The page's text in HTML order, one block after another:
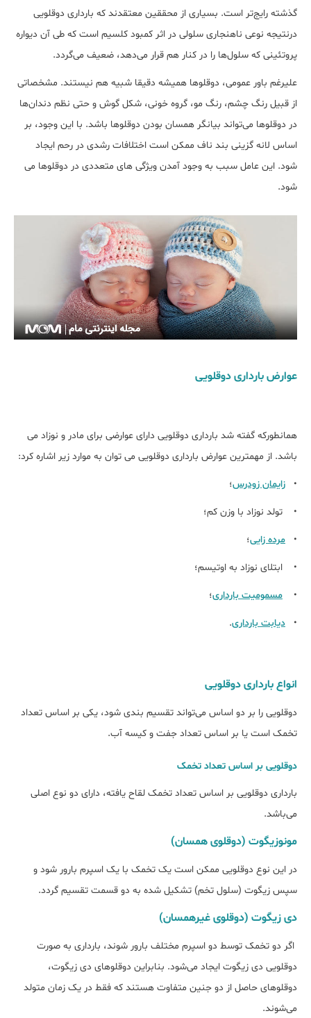
گذشته رایج‌تر است. بسیاری از محققین معتقدند که بارداری دوقلویی
درنتیجه نوعی ناهنجاری سلولی در اثر کمبود کلسیم است که طی آن دیواره
پروتئینی که سلول‌ها را در کنار هم قرار می‌دهد، ضعیف می‌گردد.
علیرغم باور عمومی، دوقلوها همیشه دقیقا شبیه هم نیستند. مشخصاتی
از قبیل رنگ چشم، رنگ مو، گروه خونی، شکل گوش و حتی نظم دندان‌ها
در دوقلوها می‌تواند بیانگر همسان بودن دوقلوها باشد. با این وجود، بر
اساس لانه گزینی بند ناف ممکن است اختلافات رشدی در رحم ایجاد
شود. این عامل سبب به وجود آمدن ویژگی های متعددی در دوقلوها می
شود.
عوارض بارداری دوقلویی
همانطورکه گفته شد بارداری دوقلویی دارای عوارضی برای مادر و نوزاد می
باشد. از مهمترین عوارض بارداری دوقلویی می توان به موارد زیر اشاره کرد:
• زایمان زودرس؛
• تولد نوزاد با وزن کم؛
• مرده زایی؛
• ابتلای نوزاد به اوتیسم؛
• مسمومیت بارداری؛
• دیابت بارداری.
انواع بارداری دوقلویی
دوقلویی را بر دو اساس می‌تواند تقسیم بندی شود، یکی بر اساس تعداد
تخمک است یا بر اساس تعداد جفت و کیسه آب.
دوقلویی بر اساس تعداد تخمک
بارداری دوقلویی بر اساس تعداد تخمک لقاح یافته، دارای دو نوع اصلی
می‌باشد.
مونوزیگوت (دوقلوی همسان)
در این نوع دوقلویی ممکن است یک تخمک با یک اسپرم بارور شود و
سپس زیگوت (سلول تخم) تشکیل شده به دو قسمت تقسیم گردد.
دی زیگوت (دوقلوی غیرهمسان)
اگر دو تخمک توسط دو اسپرم مختلف بارور شوند، بارداری به صورت
دوقلویی دی زیگوت ایجاد می‌شود. بنابراین دوقلوهای دی زیگوت،
دوقلوهای حاصل از دو جنین متفاوت هستند که فقط در یک زمان متولد
می‌شوند.